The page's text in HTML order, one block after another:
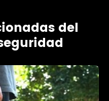
del